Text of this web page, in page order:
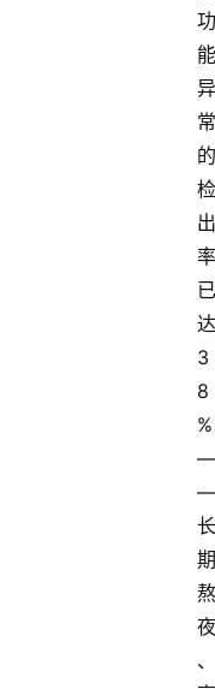
功
能
异
常
的
检
出
率
已
达
3
8
%
—
—
长
期
熬
夜
、